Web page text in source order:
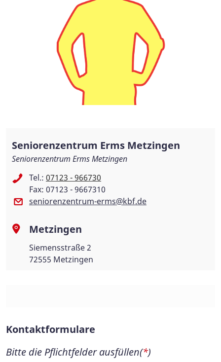
Seniorenzentrum Erms Metzingen
Seniorenzentrum Erms Metzingen
Tel.: 07123 - 966730
Fax: 07123 - 9667310
seniorenzentrum-erms@kbf.de
Metzingen
Siemensstraße 2
72555 Metzingen
Kontaktformulare
Bitte die Pflichtfelder ausfüllen(*)